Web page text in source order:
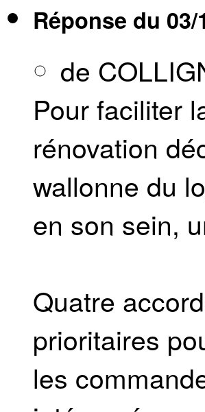
Réponse du 03/
de
Pour faciliter
rénovation
wallonne du
en son sein,
Quatre
prioritaires
les